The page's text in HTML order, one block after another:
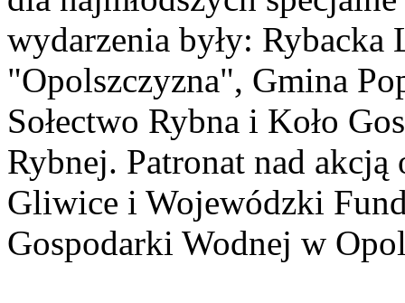
wydarzenia były: Rybacka
"Opolszczyzna", Gmina
Sołectwo Rybna i Koło
Rybnej. Patronat nad
Gliwice i Wojewódzki
Gospodarki Wodnej w